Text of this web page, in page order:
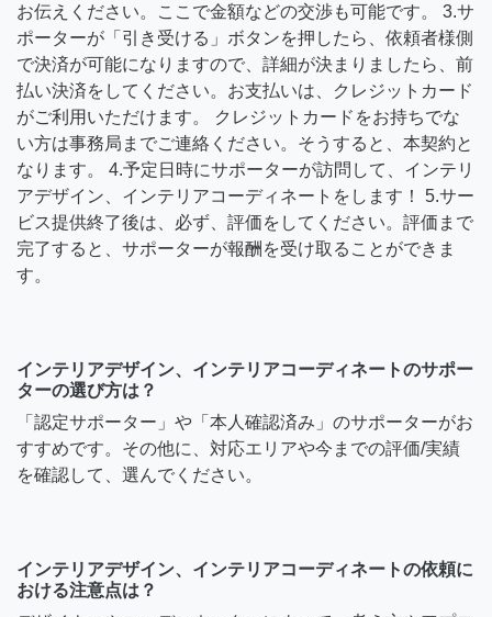
お伝えください。ここで金額などの交渉も可能です。 3.サ
ポーターが「引き受ける」ボタンを押したら、依頼者様側
で決済が可能になりますので、詳細が決まりましたら、前
払い決済をしてください。お支払いは、クレジットカード
がご利用いただけます。 クレジットカードをお持ちでな
い方は事務局までご連絡ください。そうすると、本契約と
なります。 4.予定日時にサポーターが訪問して、インテリ
アデザイン、インテリアコーディネートをします！ 5.サー
ビス提供終了後は、必ず、評価をしてください。評価まで
完了すると、サポーターが報酬を受け取ることができま
す。
インテリアデザイン、インテリアコーディネートのサポー
ターの選び方は？
「認定サポーター」や「本人確認済み」のサポーターがお
すすめです。その他に、対応エリアや今までの評価/実績
を確認して、選んでください。
インテリアデザイン、インテリアコーディネートの依頼に
おける注意点は？